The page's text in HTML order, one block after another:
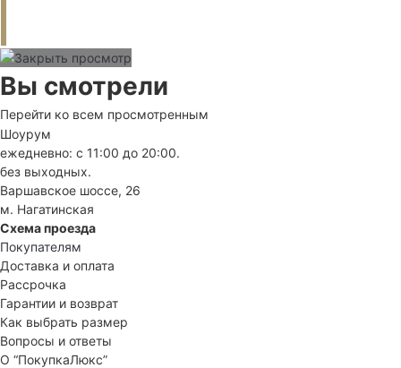
Вы смотрели
Перейти ко всем просмотренным
Шоурум
ежедневно: с 11:00 до 20:00.
без выходных.
Варшавское шоссе, 26
м. Нагатинская
Схема проезда
Покупателям
Доставка и оплата
Рассрочка
Гарантии и возврат
Как выбрать размер
Вопросы и ответы
О “ПокупкаЛюкс”